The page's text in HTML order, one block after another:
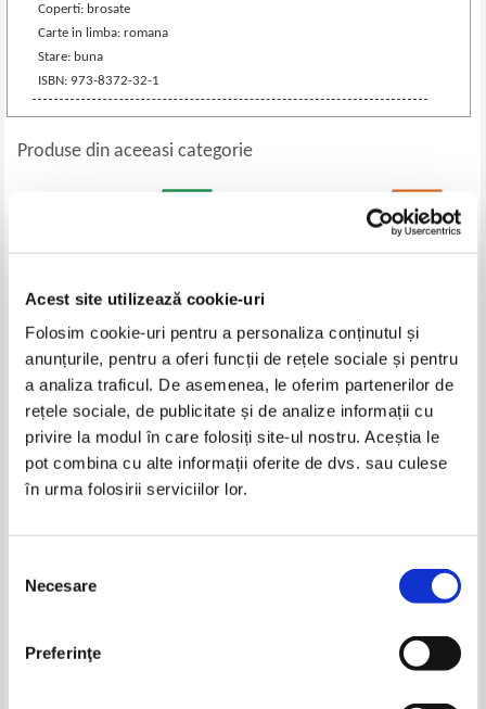
Acest site utilizează cookie-uri
Folosim cookie-uri pentru a personaliza conținutul și
anunțurile, pentru a oferi funcții de rețele sociale și pentru
a analiza traficul. De asemenea, le oferim partenerilor de
rețele sociale, de publicitate și de analize informații cu
privire la modul în care folosiți site-ul nostru. Aceștia le
pot combina cu alte informații oferite de dvs. sau culese
în urma folosirii serviciilor lor.
consimțământului
Necesare
Preferinţe
Coperti: brosate
Carte in limba: romana
Stare: buna
ISBN: 973-8372-32-1
Produse din aceeasi categorie
Ecaterina Tomida - Carte de
Pret:29,00 Lei
Adaugă în coș
Paul Boyer - Exposed. College
Pret:35,00Lei 22,75 Lei